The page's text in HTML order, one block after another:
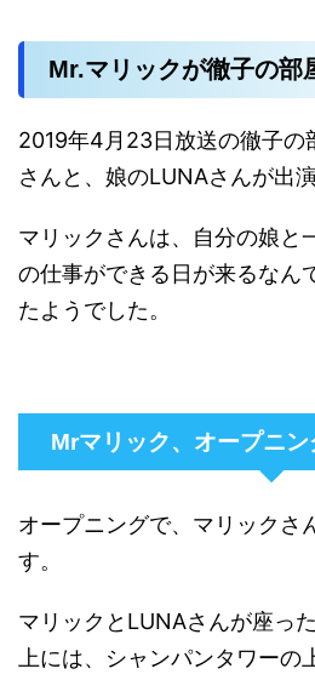
Mr.マリックが徹子の部
2019年4月23日放送の徹子の
さんと、娘のLUNAさんが出
マリックさんは、自分の娘と
の仕事ができる日が来るなん
たようでした。
Mrマリック、オープニ
オープニングで、マリックさ
す。
マリックとLUNAさんが座っ
上には、シャンパンタワーの